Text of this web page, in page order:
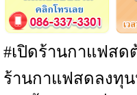
#เปิดร้านกาแฟส
ร้านกาแฟสดลงทุ